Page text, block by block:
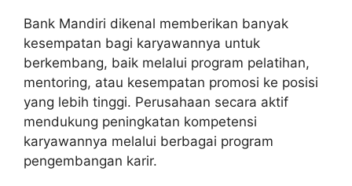
Bank Mandiri dikenal memberikan banyak
kesempatan bagi karyawannya untuk
berkembang, baik melalui program pelatihan,
mentoring, atau kesempatan promosi ke posisi
yang lebih tinggi. Perusahaan secara aktif
mendukung peningkatan kompetensi
karyawannya melalui berbagai program
pengembangan karir.